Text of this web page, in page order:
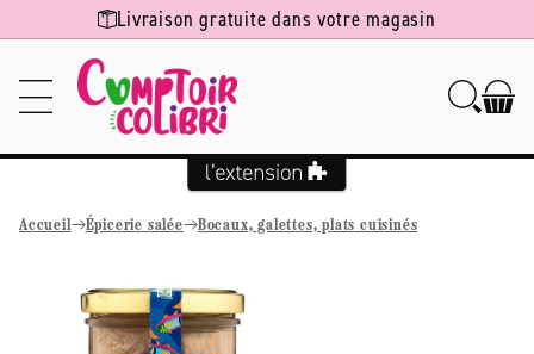
Ignorer et
passer au Livraison gratuite dans votre magasin
Accueil Épicerie salée Bocaux, galettes, plats cuisinés
produits